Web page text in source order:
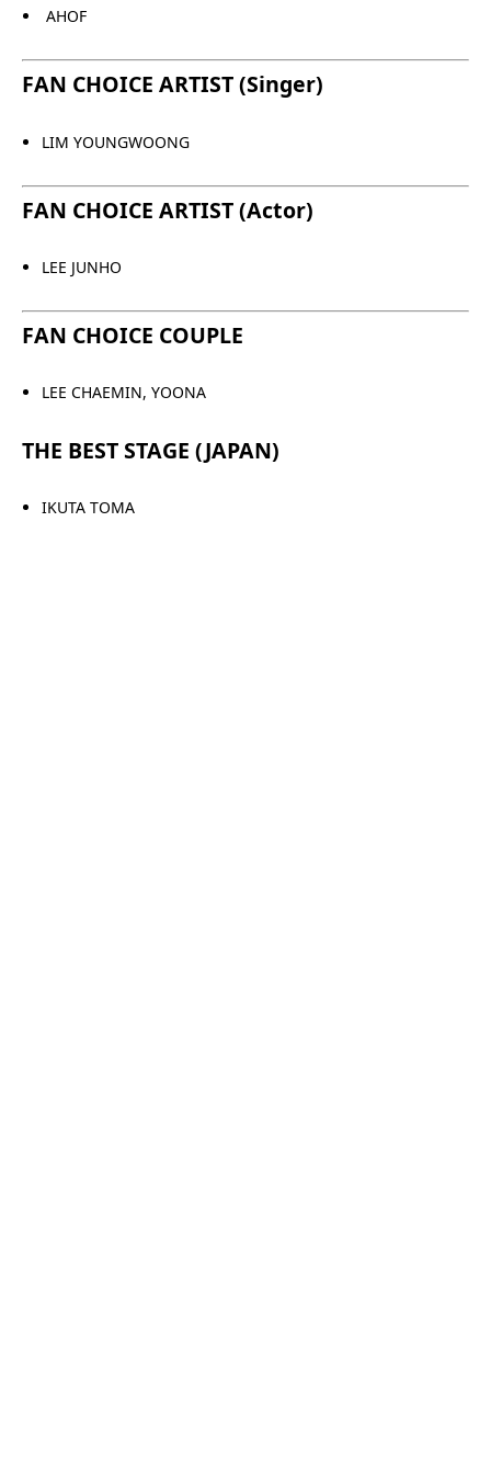
AHOF
FAN CHOICE ARTIST (Singer)
LIM YOUNGWOONG
FAN CHOICE ARTIST (Actor)
LEE JUNHO
FAN CHOICE COUPLE
LEE CHAEMIN, YOONA
THE BEST STAGE (JAPAN)
IKUTA TOMA